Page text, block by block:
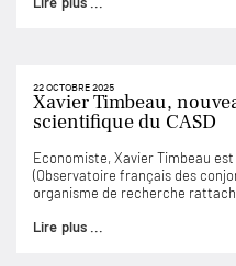
22 OCTOBRE 2025
Xavier Timbeau,
scientifique du CASD
Economiste, Xavier Timbeau
(Observatoire français des
organisme de recherche
Lire plus ...